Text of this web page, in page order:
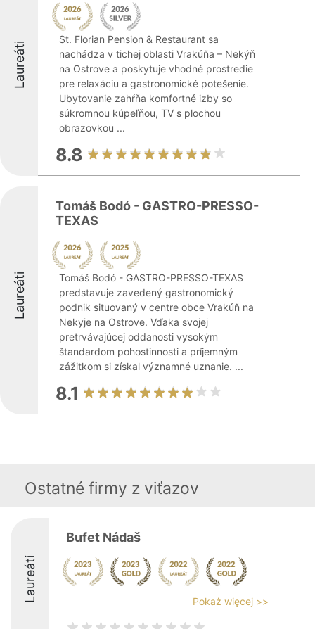
Laureáti
St. Florian Pension & Restaurant sa
nachádza v tichej oblasti Vrakúňa – Nekýň
na Ostrove a poskytuje vhodné prostredie
pre relaxáciu a gastronomické potešenie.
Ubytovanie zahŕňa komfortné izby so
súkromnou kúpeľňou, TV s plochou
obrazovkou ...
8.8
Laureáti
Tomáš Bodó - GASTRO-PRESSO-
TEXAS
Tomáš Bodó - GASTRO-PRESSO-TEXAS
predstavuje zavedený gastronomický
podnik situovaný v centre obce Vrakúň na
Nekyje na Ostrove. Vďaka svojej
pretrvávajúcej oddanosti vysokým
štandardom pohostinnosti a príjemným
zážitkom si získal významné uznanie. ...
8.1
Ostatné firmy z viťazov
Laureáti
Bufet Nádaš
Pokaż więcej >>